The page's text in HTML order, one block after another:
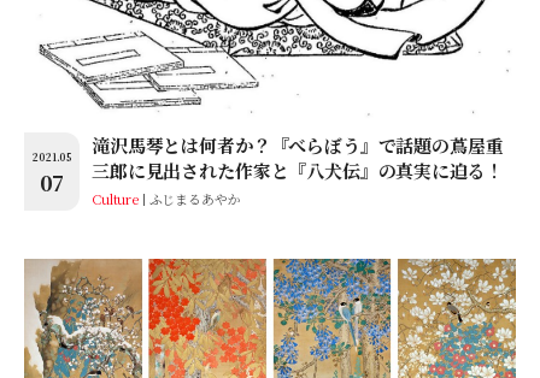
2021.05
07
滝沢馬琴とは何者か？『べらぼう』で話題の蔦屋重
三郎に見出された作家と『八犬伝』の真実に迫る！
Culture ふじまるあやか